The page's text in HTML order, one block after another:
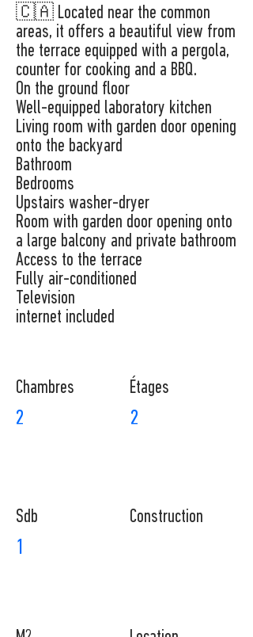
🇨🇦 Located near the common
areas, it offers a beautiful view from
the terrace equipped with a pergola,
counter for cooking and a BBQ.
On the ground floor
Well-equipped laboratory kitchen
Living room with garden door opening
onto the backyard
Bathroom
Bedrooms
Upstairs washer-dryer
Room with garden door opening onto
a large balcony and private bathroom
Access to the terrace
Fully air-conditioned
Television
internet included
Chambres
2
Sdb
1
​Étages
2
Construction